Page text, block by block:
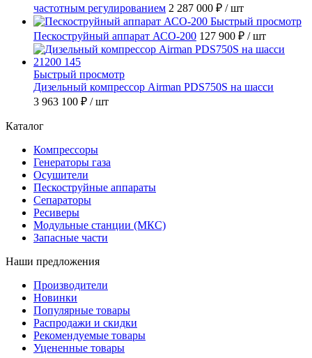
частотным регулированием 2 287 000 ₽ / шт
Быстрый просмотр
Пескоструйный аппарат АСО-200 127 900 ₽ / шт
Быстрый просмотр
Дизельный компрессор Airman PDS750S на шасси
3 963 100 ₽ / шт
Каталог
Компрессоры
Генераторы газа
Осушители
Пескоструйные аппараты
Сепараторы
Ресиверы
Модульные станции (МКС)
Запасные части
Наши предложения
Производители
Новинки
Популярные товары
Распродажи и скидки
Рекомендуемые товары
Уцененные товары